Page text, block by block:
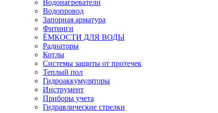
Водонагреватели
Водопровод
Запорная арматура
Фитинги
ЁМКОСТИ ДЛЯ ВОДЫ
Радиаторы
Котлы
Системы защиты от протечек
Теплый пол
Гидроаккумуляторы
Инструмент
Приборы учета
Гидравлические стрелки